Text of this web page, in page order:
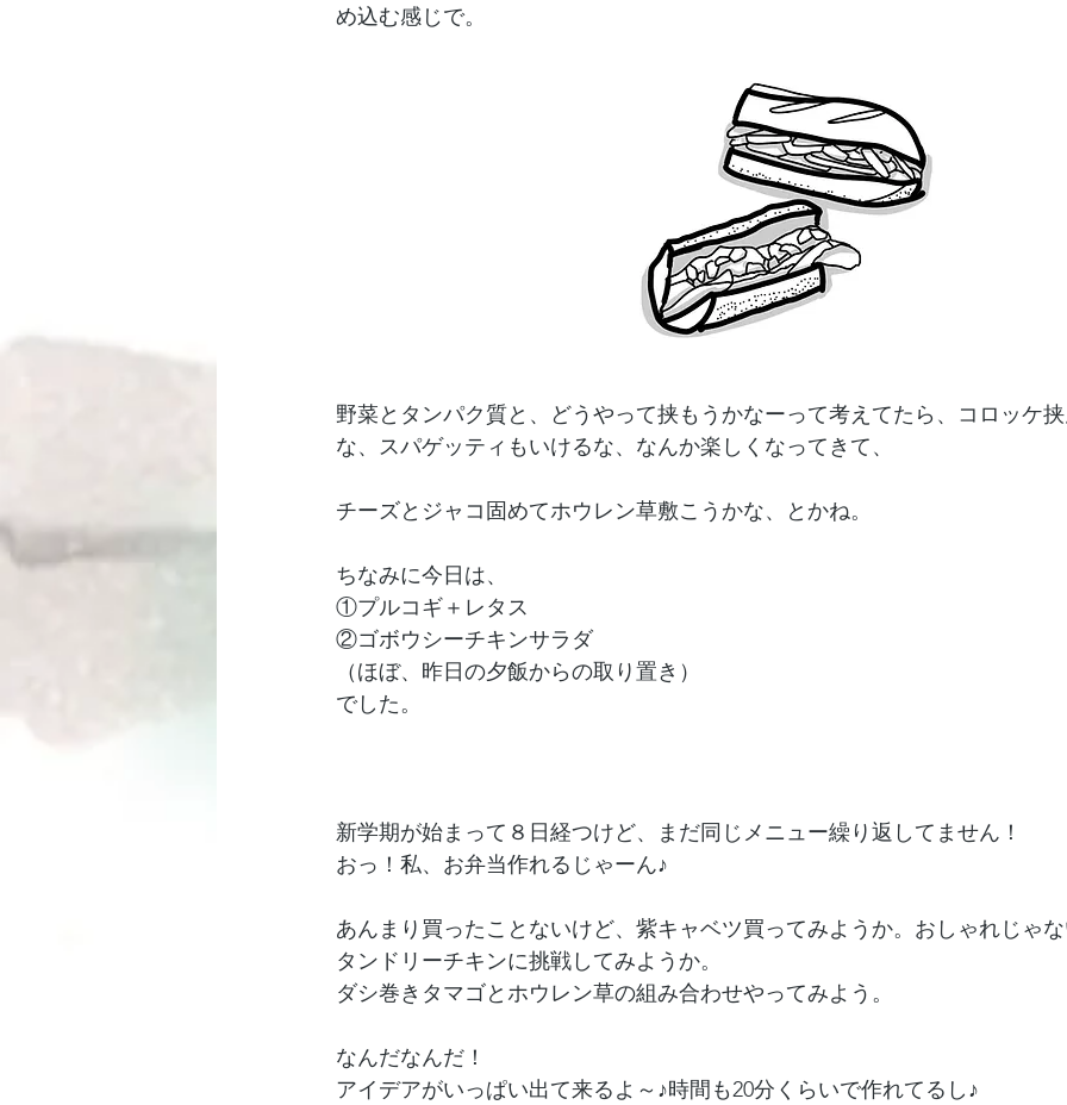
め込む感じで。
野菜とタンパク質と、どうやって挟もうかなーって考えてたら、コロッケ
な、スパゲッティもいけるな、なんか楽しくなってきて、
チーズとジャコ固めてホウレン草敷こうかな、とかね。
ちなみに今日は、
①プルコギ＋レタス
②ゴボウシーチキンサラダ
（ほぼ、昨日の夕飯からの取り置き）
でした。
新学期が始まって８日経つけど、まだ同じメニュー繰り返してません！
おっ！私、お弁当作れるじゃーん♪
あんまり買ったことないけど、紫キャベツ買ってみようか。おしゃれじゃ
タンドリーチキンに挑戦してみようか。
ダシ巻きタマゴとホウレン草の組み合わせやってみよう。
なんだなんだ！
アイデアがいっぱい出て来るよ～♪時間も20分くらいで作れてるし♪